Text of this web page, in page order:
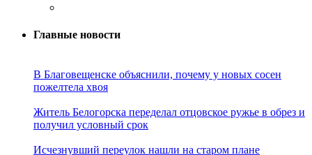
Главные новости
В Благовещенске объяснили, почему у новых сосен
пожелтела хвоя
Житель Белогорска переделал отцовское ружье в обрез и
получил условный срок
Исчезнувший переулок нашли на старом плане